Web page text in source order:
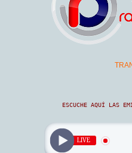
ESCUCHE AQUÍ LAS
LIVE